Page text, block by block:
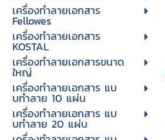
เครื่องทำลายเอกสาร
Fellowes
เครื่องทำลายเอกสาร
KOSTAL
เครื่องทำลายเอกสารขนาด
ใหญ่
เครื่องทําลายเอกสาร แบ
บทําลาย 10 แผ่น
เครื่องทําลายเอกสาร แบ
บทําลาย 20 แผ่น